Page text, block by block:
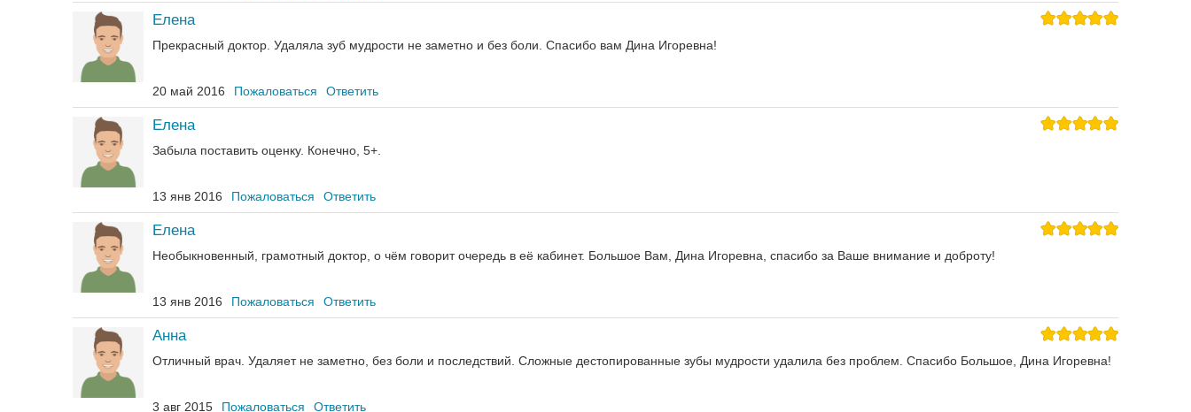
Елена
Прекрасный доктор. Удаляла зуб мудрости не заметно и без боли. Спасибо вам Дина Игоревна!
20 май 2016 Пожаловаться Ответить
Елена
Забыла поставить оценку. Конечно, 5+.
13 янв 2016 Пожаловаться Ответить
Елена
Необыкновенный, грамотный доктор, о чём говорит очередь в её кабинет. Большое Вам, Дина Игоревна, спасибо за Ваше внимание и доброту!
13 янв 2016 Пожаловаться Ответить
Анна
Отличный врач. Удаляет не заметно, без боли и последствий. Сложные дестопированные зубы мудрости удалила без проблем. Спасибо Большое, Дина Игоревна!
3 авг 2015 Пожаловаться Ответить